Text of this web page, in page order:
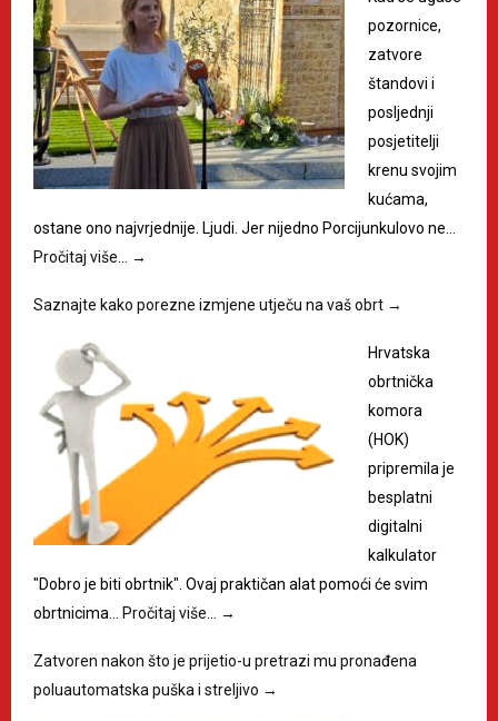
pozornice,
zatvore
štandovi i
posljednji
posjetitelji
krenu svojim
kućama,
ostane ono najvrjednije. Ljudi. Jer nijedno Porcijunkulovo ne…
Pročitaj više…
→
Saznajte kako porezne izmjene utječu na vaš obrt →
Hrvatska
obrtnička
komora
(HOK)
pripremila je
besplatni
digitalni
kalkulator
"Dobro je biti obrtnik". Ovaj praktičan alat pomoći će svim
obrtnicima…
Pročitaj više… →
Zatvoren nakon što je prijetio-u pretrazi mu pronađena
poluautomatska puška i streljivo →